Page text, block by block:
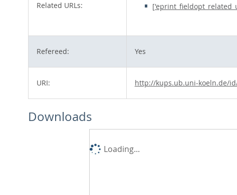
Related URLs:
Refereed: Yes
URI: http://kups.ub.uni-koeln.de/
Downloads
Loading...